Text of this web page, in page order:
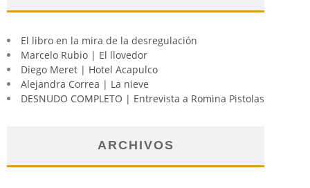
El libro en la mira de la desregulación
Marcelo Rubio | El llovedor
Diego Meret | Hotel Acapulco
Alejandra Correa | La nieve
DESNUDO COMPLETO | Entrevista a Romina Pistolas
ARCHIVOS